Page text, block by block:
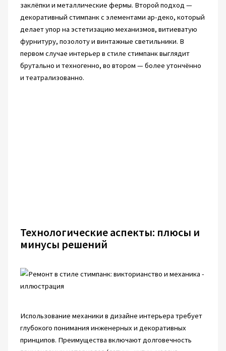
заклёпки и металлические фермы. Второй подход —
декоративный стимпанк с элементами ар-деко, который
делает упор на эстетизацию механизмов, витиеватую
фурнитуру, позолоту и винтажные светильники. В
первом случае интерьер в стиле стимпанк выглядит
брутально и техногенно, во втором — более утончённо
и театрализованно.
Технологические аспекты: плюсы и
минусы решений
Использование механики в дизайне интерьера требует
глубокого понимания инженерных и декоративных
принципов. Преимущества включают долговечность